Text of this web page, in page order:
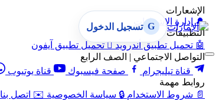
الإشعارات
🔔 إدارة الإشعارات
التطبيقات
🤖 تحميل تطبيق أندرويد  تحميل تطبيق آيفون
التواصل الاجتماعي | الصف الرابع
قناة تيليجرام
صفحة فيسبوك قناة يوتيوب
روابط مهمة
📄 شروط الاستخدام 🔒 سياسة الخصوصية ✉️ اتصل بنا
G تسجيل الدخول